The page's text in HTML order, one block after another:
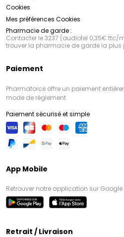
Cookies
Mes préférences Cookies
Pharmacie de garde :
Contacter le 3237 (audiotel 0,35€ ttc/
trouver la pharmacie de garde la plus
Paiement
Pharmaforce offre un paiement
mode de règlement
Paiement sécurisé et simple
App Mobile
Retrouver notre application sur Google
Retrait / Livraison